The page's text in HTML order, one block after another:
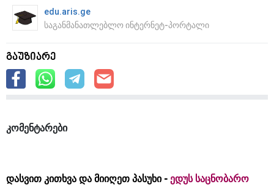
edu.aris.ge
საგანმანათლებლო ინტერნეტ-პორტალი
გაუზიარე
კომენტარები
დასვით კითხვა და მიიღეთ პასუხი - ედუს საცნობარო